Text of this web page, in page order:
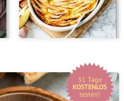
31 Tage
KOSTENLOS
testen!